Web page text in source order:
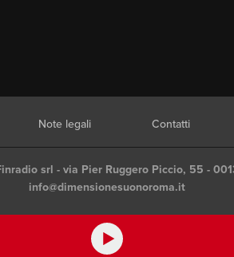
Note legali Contatti
srl - via Pier Ruggero Piccio, 55 -
info@dimensionesuonoroma.it